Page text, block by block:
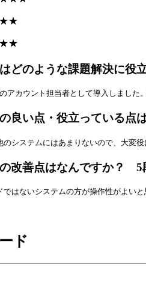
★★
★★
どのような課題解決に
アカウント担当者として導入しまし
良い点・役立っている
システムにはあまりないので、大変
改善点はなんですか？ 5
ではないシステムの方が操作性がよい
ド